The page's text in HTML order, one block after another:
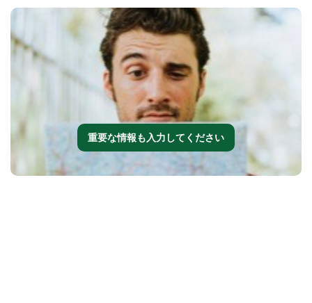
重要な情報も入力してください